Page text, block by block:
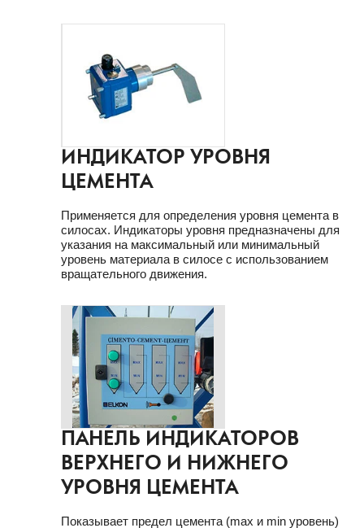
ИНДИКАТОР УРОВНЯ
ЦЕМЕНТА
Применяется для определения уровня цемента в
силосах. Индикаторы уровня предназначены для
указания на максимальный или минимальный
уровень материала в силосе с использованием
вращательного движения.
ПАНЕЛЬ ИНДИКАТОРОВ
ВЕРХНЕГО И НИЖНЕГО
УРОВНЯ ЦЕМЕНТА
Показывает предел цемента (max и min уровень)